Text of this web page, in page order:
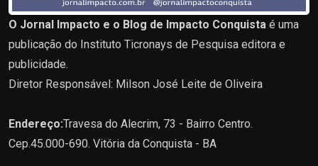
O Jornal Impacto e o Blog de Impacto Conquista é uma
publicação do Instituto Ticronays de Pesquisa editora e
publicidade.
Diretor Responsável: Milson José Leite de Oliveira
Endereço:Travesa do Alecrim, 73 - Bairro Centro.
Cep.45.000-690. Vitória da Conquista - BA